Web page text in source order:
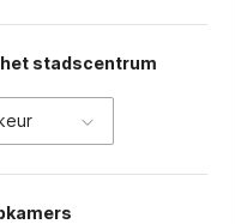
stadscentrum